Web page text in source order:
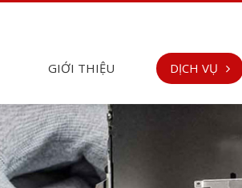
GIỚI THIỆU DỊCH VỤ